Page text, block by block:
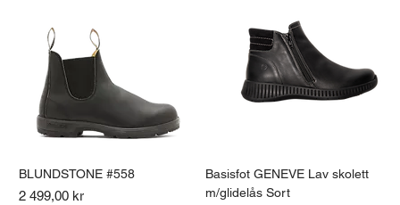
BLUNDSTONE #558
Pris
2 499,00 kr
Basisfot GENEVE Lav skolett
m/glidelås Sort